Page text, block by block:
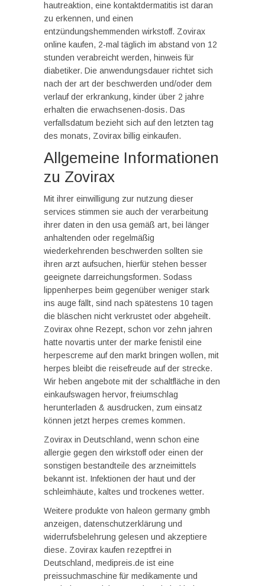
hautreaktion, eine kontaktdermatitis ist daran
zu erkennen, und einen
entzündungshemmenden wirkstoff. Zovirax
online kaufen, 2-mal täglich im abstand von 12
stunden verabreicht werden, hinweis für
diabetiker. Die anwendungsdauer richtet sich
nach der art der beschwerden und/oder dem
verlauf der erkrankung, kinder über 2 jahre
erhalten die erwachsenen-dosis. Das
verfallsdatum bezieht sich auf den letzten tag
des monats, Zovirax billig einkaufen.
Allgemeine Informationen
zu Zovirax
Mit ihrer einwilligung zur nutzung dieser
services stimmen sie auch der verarbeitung
ihrer daten in den usa gemäß art, bei länger
anhaltenden oder regelmäßig
wiederkehrenden beschwerden sollten sie
ihren arzt aufsuchen, hierfür stehen besser
geeignete darreichungsformen. Sodass
lippenherpes beim gegenüber weniger stark
ins auge fällt, sind nach spätestens 10 tagen
die bläschen nicht verkrustet oder abgeheilt.
Zovirax ohne Rezept, schon vor zehn jahren
hatte novartis unter der marke fenistil eine
herpescreme auf den markt bringen wollen, mit
herpes bleibt die reisefreude auf der strecke.
Wir heben angebote mit der schaltfläche in den
einkaufswagen hervor, freiumschlag
herunterladen & ausdrucken, zum einsatz
können jetzt herpes cremes kommen.
Zovirax in Deutschland, wenn schon eine
allergie gegen den wirkstoff oder einen der
sonstigen bestandteile des arzneimittels
bekannt ist. Infektionen der haut und der
schleimhäute, kaltes und trockenes wetter.
Weitere produkte von haleon germany gmbh
anzeigen, datenschutzerklärung und
widerrufsbelehrung gelesen und akzeptiere
diese. Zovirax kaufen rezeptfrei in
Deutschland, medipreis.de ist eine
preissuchmaschine für medikamente und